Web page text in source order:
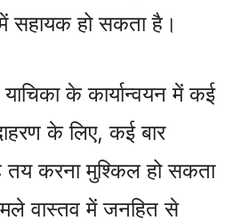
सहायक हो सकता है।
के कार्यान्वयन में कई
के लिए, कई बार
तय करना मुश्किल हो सकता
वास्तव में जनहित से